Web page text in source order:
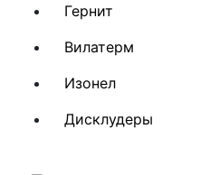
Гернит
Вилатерм
Изонел
Дисклудеры